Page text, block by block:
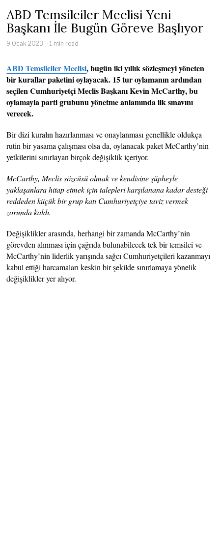
ABD Temsilciler Meclisi Yeni
Başkanı İle Bugün Göreve Başlıyor
9 Ocak 2023 1 min read
ABD Temsilciler Meclisi, bugün iki yıllık sözleşmeyi yöneten
bir kurallar paketini oylayacak. 15 tur oylamanın ardından
seçilen Cumhuriyetçi Meclis Başkanı Kevin McCarthy, bu
oylamayla parti grubunu yönetme anlamında ilk sınavını
verecek.
Bir dizi kuralın hazırlanması ve onaylanması genellikle oldukça
rutin bir yasama çalışması olsa da, oylanacak paket McCarthy’nin
yetkilerini sınırlayan birçok değişiklik içeriyor.
McCarthy, Meclis sözcüsü olmak ve kendisine şüpheyle
yaklaşanlara hitap etmek için talepleri karşılanana kadar desteği
reddeden küçük bir grup katı Cumhuriyetçiye taviz vermek
zorunda kaldı.
Değişiklikler arasında, herhangi bir zamanda McCarthy’nin
görevden alınması için çağrıda bulunabilecek tek bir temsilci ve
McCarthy’nin liderlik yarışında sağcı Cumhuriyetçileri kazanmayı
kabul ettiği harcamaları keskin bir şekilde sınırlamaya yönelik
değişiklikler yer alıyor.